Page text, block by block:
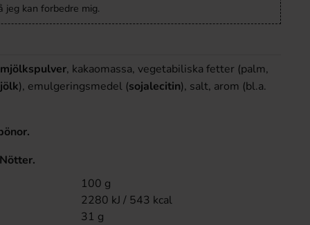
jeg kan forbedre mig.
, kakaomassa, vegetabiliska fetter (palm,
), emulgeringsmedel (sojalecitin), salt, arom (bl.a.
100 g
2280 kJ / 543 kcal
31 g